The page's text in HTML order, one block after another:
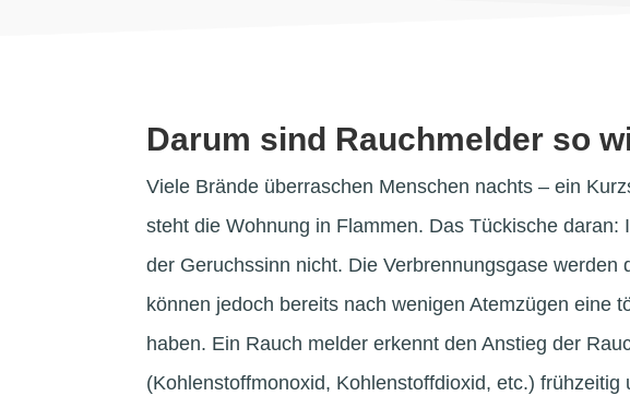
Darum sind Rauchmelder so
Viele Brände überraschen Menschen nachts – ein
steht die Wohnung in Flammen. Das Tückische daran:
der Geruchssinn nicht. Die Verbrennungsgase werden
können jedoch bereits nach wenigen Atemzügen eine
haben. Ein Rauch melder erkennt den Anstieg der
(Kohlenstoffmonoxid, Kohlenstoffdioxid, etc.) frühzeitig